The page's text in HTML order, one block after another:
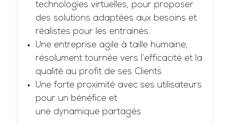
technologies virtuelles, pour proposer
des solutions adaptées aux besoins et
réalistes pour les entrainés.
Une entreprise agile à taille humaine,
résolument tournée vers l’efficacité et la
qualité au profit de ses Clients.
Une forte proximité avec ses utilisateurs
pour un bénéfice et
une dynamique partagés